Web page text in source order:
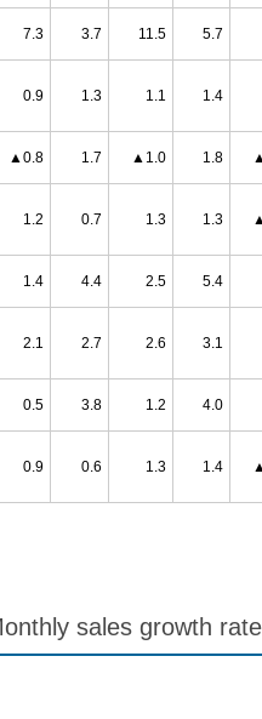
7.3 3.7 11.5 5.7
0.9 1.3 1.1 1.4
▲0.8 1.7 ▲1.0 1.8
1.2 0.7 1.3 1.3
1.4 4.4 2.5 5.4
2.1 2.7 2.6 3.1
0.5 3.8 1.2 4.0
0.9 0.6 1.3 1.4
sales growth